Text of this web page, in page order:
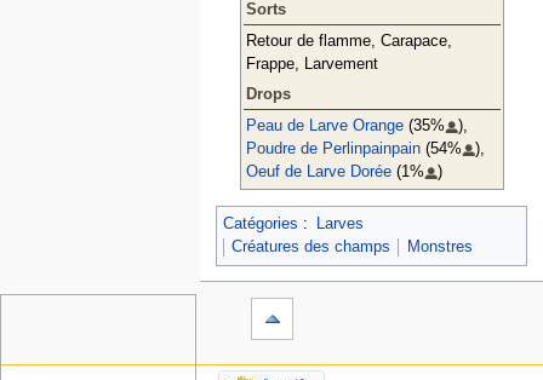
Sorts
Retour de flamme, Carapace,
Frappe, Larvement
Drops
Peau de Larve Orange(35%
),
Poudre de Perlinpainpain(54%
),
Oeuf de Larve Dorée(1% )
Catégories :
Larves
Créatures des champs
Monstres